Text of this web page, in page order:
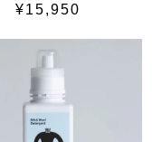
¥15,950